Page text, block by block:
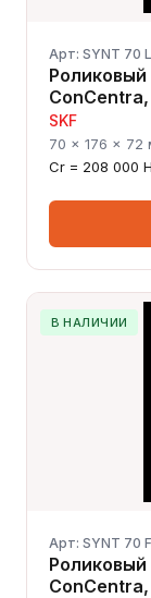
Арт: SYNT 70 L
SKF
70 × 176 × 72
Cr = 208 000 Н
В НАЛИЧИИ
Арт: SYNT 70 F